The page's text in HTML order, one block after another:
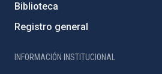
Biblioteca
Registro general
INFORMACIÓN INSTITUCIONAL